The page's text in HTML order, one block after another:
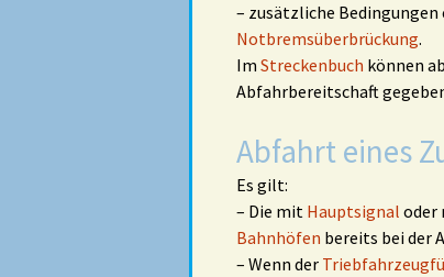
– zusätzliche
Notbremsüberbrückung.
Im Streckenbuch können
Abfahrbereitschaft
Abfahrt eines
Es gilt:
– Die mit Hauptsignal oder
Bahnhöfen bereits bei der
– Wenn der